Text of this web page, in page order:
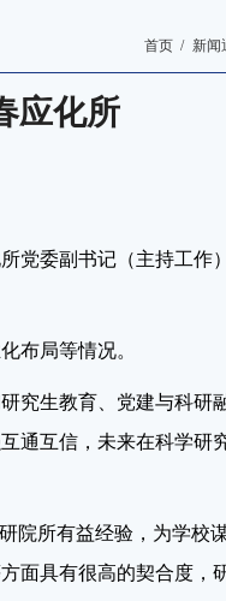
首页 新闻
应化所
党委副书记（主持工作
布局等情况。
究生教育、党建与科研
通互信，未来在科学研
院所有益经验，为学校
面具有很高的契合度，